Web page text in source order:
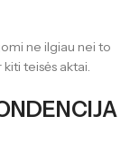
ne ilgiau nei to
teisės aktai.